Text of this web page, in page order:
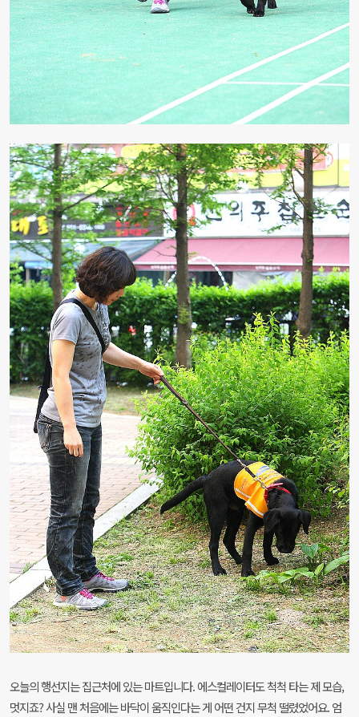
오늘의 행선지는 집근처에 있는 마트입니다. 에스컬레이터도 척척 타는 제 모습,
멋지죠? 사실 맨 처음에는 바닥이 움직인다는 게 어떤 건지 무척 떨렸었어요. 엄